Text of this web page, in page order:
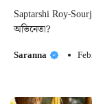
Saptarshi Roy-
অভিনেতা?
Saranna